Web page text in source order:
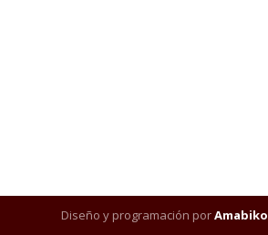
Diseño y programación porAmabiko